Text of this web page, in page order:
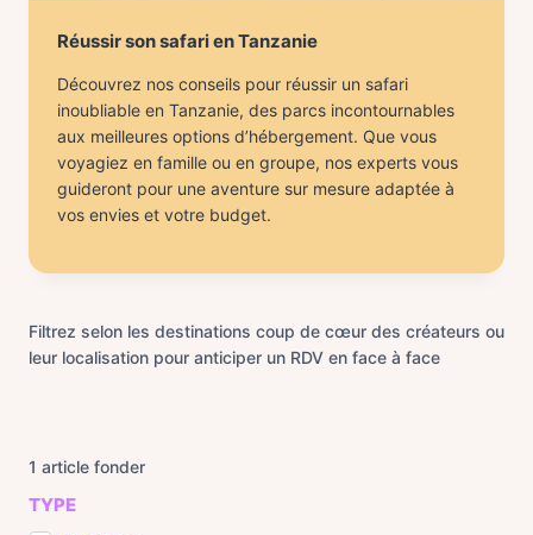
Réussir son safari en Tanzanie
Découvrez nos conseils pour réussir un safari
inoubliable en Tanzanie, des parcs incontournables
aux meilleures options d’hébergement. Que vous
voyagiez en famille ou en groupe, nos experts vous
guideront pour une aventure sur mesure adaptée à
vos envies et votre budget.
Filtrez selon les destinations coup de cœur des créateurs ou
leur localisation pour anticiper un RDV en face à face
1 article fonder
TYPE